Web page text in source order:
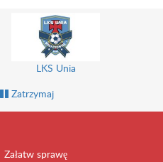
LKS Unia
Zatrzymaj
Załatw sprawę